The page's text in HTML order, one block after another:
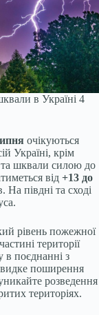
в Україні 4
очікуються
Україні, крім
шквали силою до
від +13 до
На півдні та сході
рівень пожежної
території
в поєднанні з
поширення
розведення
територіях.